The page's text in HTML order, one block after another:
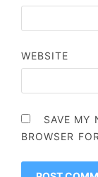
WEBSITE
SAVE MY
BROWSER